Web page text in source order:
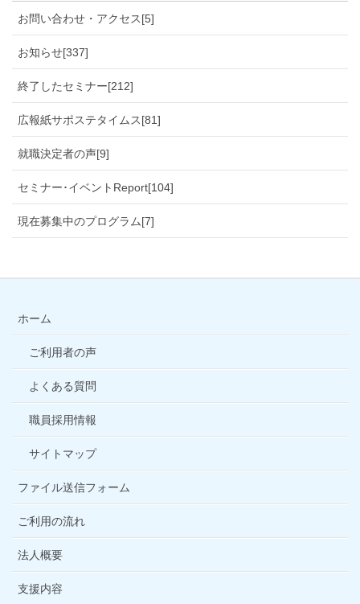
お問い合わせ・アクセス[5]
お知らせ[337]
終了したセミナー[212]
広報紙サポステタイムス[81]
就職決定者の声[9]
セミナー･イベントReport[104]
現在募集中のプログラム[7]
ホーム
ご利用者の声
よくある質問
職員採用情報
サイトマップ
ファイル送信フォーム
ご利用の流れ
法人概要
支援内容